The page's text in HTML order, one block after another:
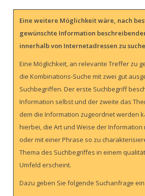
Eine weitere Möglichkeit wäre, nach
gewünschte Information
innerhalb von Internetadressen zu
Eine Möglichkeit, an relevante Treffer zu
die Kombinations-Suche mit zwei gut
Suchbegriffen. Der erste Suchbegriff
Information selbst und der zweite das
dem die Information zugeordnet werden
hierbei, die Art und Weise der Information
oder mit einer Phrase so zu
Thema des Suchbegriffes in einem
Umfeld erscheint.
Dazu geben Sie folgende Suchanfrage ein: